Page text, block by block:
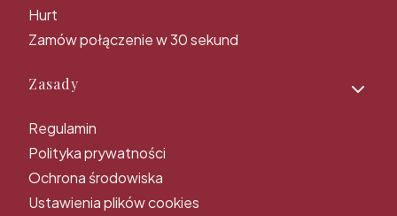
Hurt
Zamów połączenie w 30 sekund
Zasady
Regulamin
Polityka prywatności
Ochrona środowiska
Ustawienia plików cookies